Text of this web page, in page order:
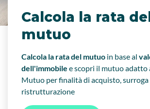
Calcola la rata del
mutuo
Calcola la rata del mutuo in baseal
dell'immobile e scopri il mutuo adatto
Mutuo per finalità di acquisto, surroga
ristrutturazione